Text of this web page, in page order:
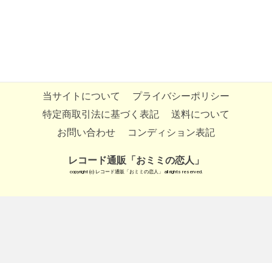
当サイトについて
プライバシーポリシー
特定商取引法に基づく表記
送料について
お問い合わせ
コンディション表記
レコード通販「おミミの恋人」
copyright (c) レコード通販「おミミの恋人」 all rights reserved.